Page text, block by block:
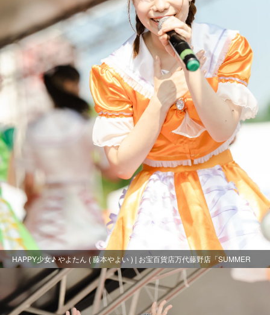
HAPPY少女♪ やよたん ( 藤本やよい ) | お宝百貨店万代藤野店「SUMMER
FESTIVAL 2021」1日目